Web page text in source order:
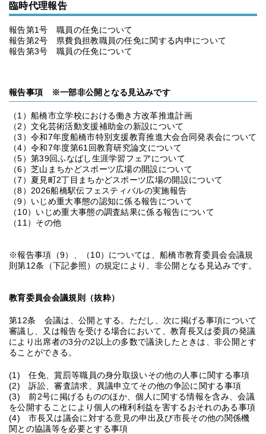
臨時代理報告
報告第1号 職員の任免について
報告第2号 県費負担教職員の任免に関する内申について
報告第3号 職員の任免について
報告事項 ※一部非公開となる見込みです
（1）船橋市立学校における働き方改革推進計画
（2）文化芸術活動支援補助金の新設について
（3）令和7年度船橋市特別支援教育推進大会合同発表会について
（4）令和7年度第61回教育研究論文について
（5）第39回ふなばし生涯学習フェアについて
（6）芝山まちかどスポーツ広場の開設について
（7）夏見町2丁目まちかどスポーツ広場の開設について
（8）2026船橋駅伝フェスティバルの実施報告
（9）いじめ重大事態の認知に係る報告について
（10）いじめ重大事態の調査結果に係る報告について
（11）その他
※報告事項（9）、（10）については、船橋市教育委員会会議規
則第12条（下記参照）の規定により、非公開となる見込みです。
教育委員会会議規則（抜粋）
第12条 会議は、公開とする。ただし、次に掲げる事項について
審議し、又は報告を受ける場合において、教育長又は委員の発議
により出席者の3分の2以上の多数で議決したときは、非公開とす
ることができる。
(1) 任免、賞罰等職員の身分取扱いその他の人事に関する事項
(2) 訴訟、審査請求、異議申立てその他の争訟に関する事項
(3) 前2号に掲げるもののほか、個人に関する情報を含み、会議
を公開することにより個人の権利利益を害するおそれのある事項
(4) 市長又は議会に対する意見の申出及び市長その他の関係機
関との協議等を必要とする事項